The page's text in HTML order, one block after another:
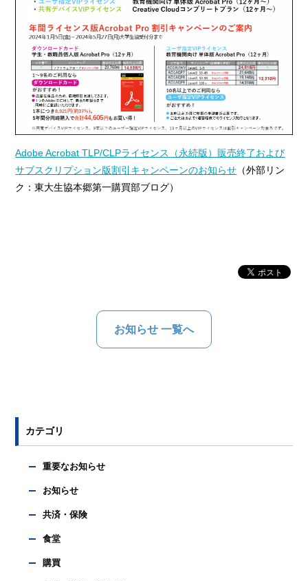
Adobe Acrobat TLP/CLPライセンス（永続版）販売終了および
サブスクリプション版割引キャンペーンのお知らせ （外部リン
ク：東大生協本郷第一購買部ブログ）
お知らせ 一覧へ
カテゴリ
重要なお知らせ
お知らせ
共済・保険
食堂
購買